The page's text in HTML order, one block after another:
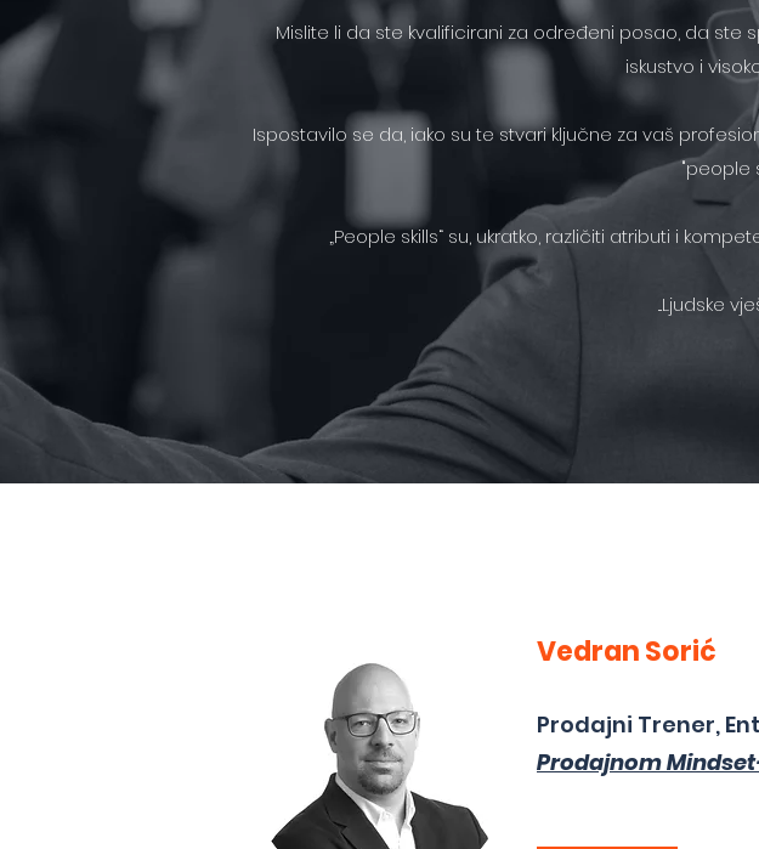
Mislite li da ste kvalificirani za određeni posao, da
iskustvo i
Ispostavilo se da, iako su te stvari ključne za vaš
"people
„People skills“ su, ukratko, različiti atributi i
...Ljudske
Vedran Sorić
Prodajni Trener,
Prodajnom